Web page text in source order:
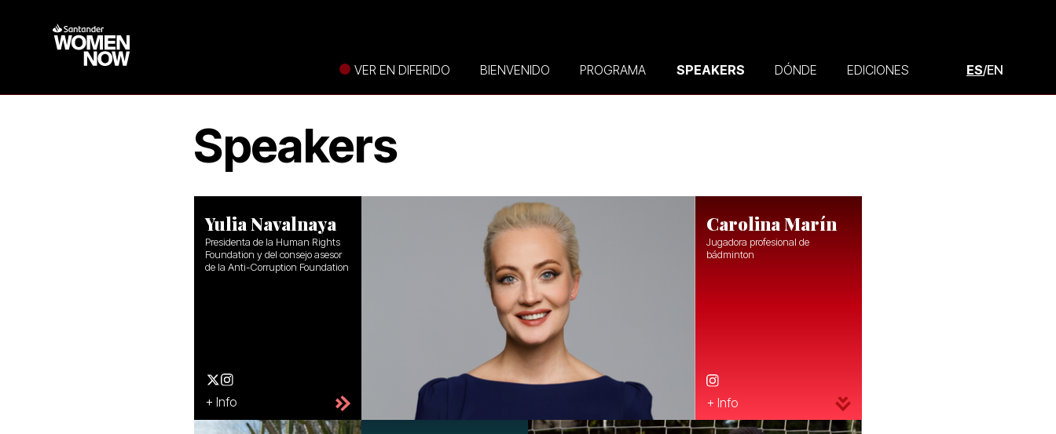
ES/EN
VER EN DIFERIDO BIENVENIDO PROGRAMA SPEAKERS DÓNDE EDICIONES
Speakers
Yulia Navalnaya
Presidenta de la Human Rights
Foundation y del consejo asesor
de la Anti-Corruption Foundation
+ Info
Carolina Marín
Jugadora profesional de
bádminton
+ Info